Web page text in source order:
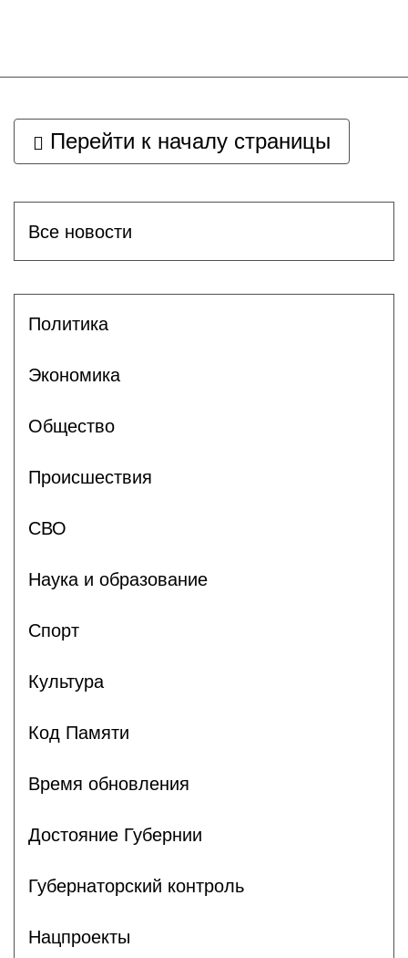
Перейти к началу страницы
Все новости
Политика
Экономика
Общество
Происшествия
СВО
Наука и образование
Спорт
Культура
Код Памяти
Время обновления
Достояние Губернии
Губернаторский контроль
Нацпроекты